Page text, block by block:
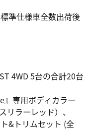
準仕様車全数出荷後
4WD 5台の合計20台
専用ボディカラー
リラーレッド）、
&トリムセット (全